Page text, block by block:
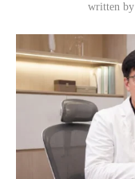
written by